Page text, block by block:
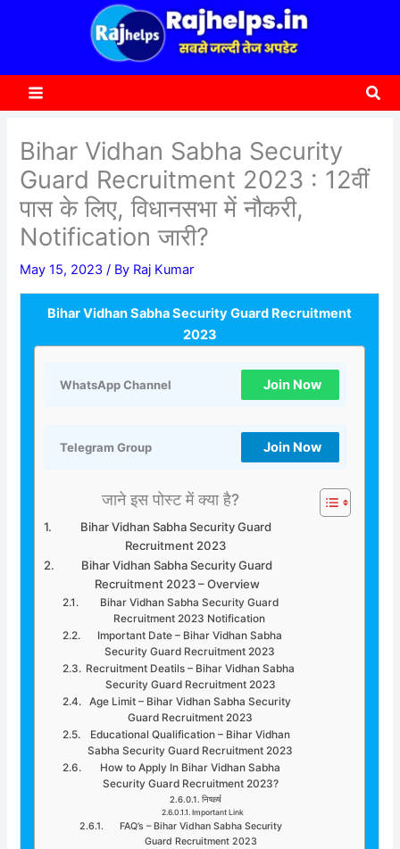
Bihar Vidhan Sabha Security
Guard Recruitment 2023 : 12वीं
पास के लिए, विधानसभा में नौकरी,
Notification जारी?
May 15, 2023/ By Raj Kumar
Bihar Vidhan Sabha Security Guard Recruitment
2023
WhatsApp Channel Join Now
Telegram Group Join Now
जाने इस पोस्ट में क्या है?
Bihar Vidhan Sabha Security Guard
Recruitment 2023
Bihar Vidhan Sabha Security Guard
Recruitment 2023 – Overview
Bihar Vidhan Sabha Security Guard
Recruitment 2023 Notification
Important Date – Bihar Vidhan Sabha
Security Guard Recruitment 2023
Recruitment Deatils – Bihar Vidhan Sabha
Security Guard Recruitment 2023
Age Limit – Bihar Vidhan Sabha Security
Guard Recruitment 2023
Educational Qualification – Bihar Vidhan
Sabha Security Guard Recruitment 2023
How to Apply In Bihar Vidhan Sabha
Security Guard Recruitment 2023?
निष्कर्ष
Important Link
FAQ’s – Bihar Vidhan Sabha Security
Guard Recruitment 2023
c